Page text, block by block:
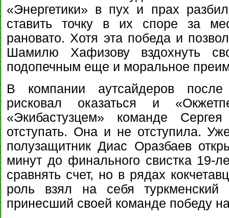
«Энергетики» в пух и прах
ставить точку в их споре за
рановато. Хотя эта победа и
Шамилю Хафизову вздохнуть
подопечным еще и моральное
В компании аутсайдеров
рисковал оказаться и
«Экибастузцем» команде
отступать. Она и не отступила.
полузащитник Диас Оразбаев
минут до финального свистка 19-
сравнять счет, но в рядах
роль взял на себя туркменский
принесший своей команде победу